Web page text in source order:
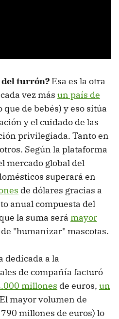
del turrón? Esa es la otra
vez más un país de
que de bebés) y eso sitúa
y el cuidado de las
privilegiada. Tanto en
Según la plataforma
mercado global del
superará en
de dólares gracias a
anual compuesta del
la suma será mayor
"humanizar" mascotas.
dedicada a la
de compañía facturó
millones de euros, un
mayor volumen de
millones de euros) lo